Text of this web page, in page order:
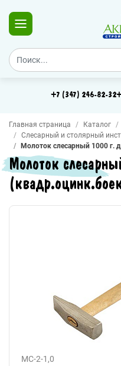
+7 (347) 246-82-32
Главная страница Каталог
Слесарный и столярный
Молоток слесарный 1000 г.
Молоток
МС-2-1,0